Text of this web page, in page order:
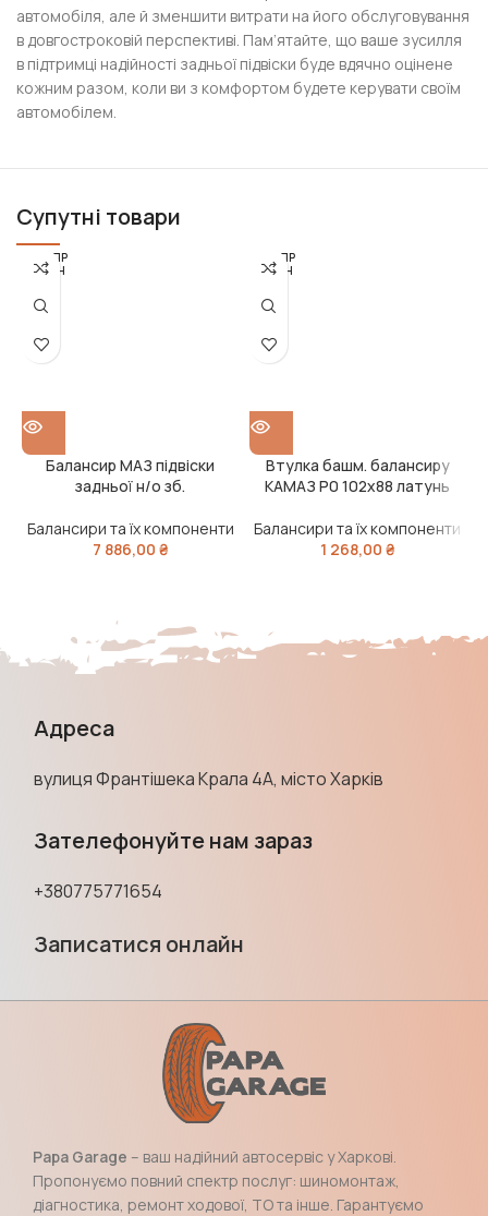
автомобіля, але й зменшити витрати на його обслуговування
в довгостроковій перспективі. Пам’ятайте, що ваше зусилля
в підтримці надійності задньої підвіски буде вдячно оцінене
кожним разом, коли ви з комфортом будете керувати своїм
автомобілем.
Супутні товари
РОЗПР
ОДАН
Балансир МАЗ підвіски
задньої н/о зб.
Балансири та їх компоненти
7 886,00 ₴
РОЗПР
ОДАН
Втулка башм. балансиру
КАМАЗ Р0 102х88 латунь
Балансири та їх компоненти
1 268,00 ₴
Адреса
вулиця Франтішека Крала 4А, місто Харків
Зателефонуйте нам зараз
+380775771654
Записатися онлайн
Papa Garage – ваш надійний автосервіс у Харкові.
Пропонуємо повний спектр послуг: шиномонтаж,
діагностика, ремонт ходової, ТО та інше. Гарантуємо